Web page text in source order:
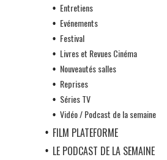
Entretiens
Evénements
Festival
Livres et Revues Cinéma
Nouveautés salles
Reprises
Séries TV
Vidéo / Podcast de la semaine
FILM PLATEFORME
LE PODCAST DE LA SEMAINE